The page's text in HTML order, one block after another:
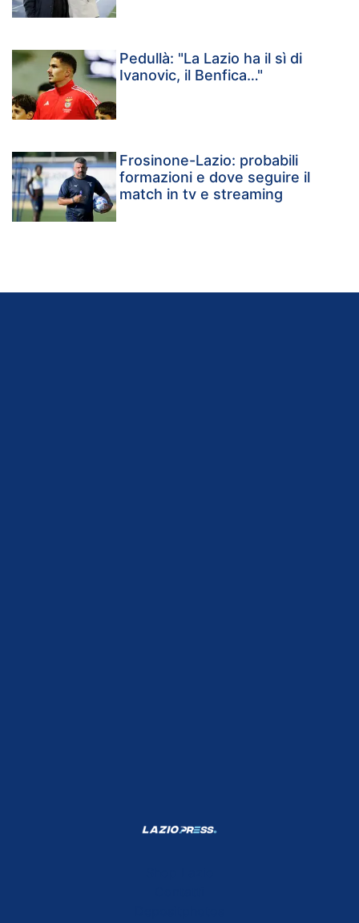
Pedullà: "La Lazio ha il sì di
Ivanovic, il Benfica…"
Frosinone-Lazio: probabili
formazioni e dove seguire il
match in tv e streaming